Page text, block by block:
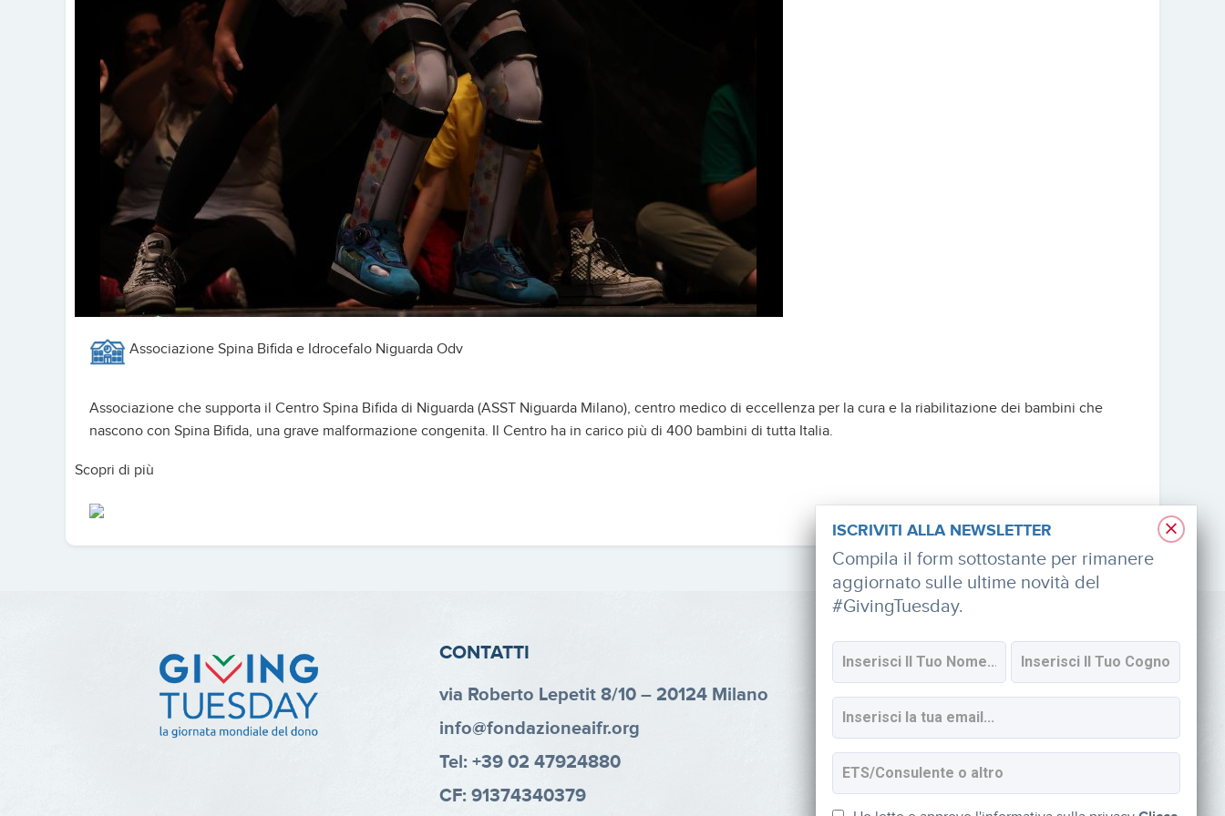
Associazione Spina Bifida e Idrocefalo Niguarda Odv
Associazione che supporta il Centro Spina Bifida di Niguarda (ASST Niguarda Milano), centro medico di eccellenza per la cura e la riabilitazione dei bambini che
nascono con Spina Bifida, una grave malformazione congenita. Il Centro ha in carico più di 400 bambini di tutta Italia.
Scopri di più
CONTATTI
via Roberto Lepetit 8/10 – 20124 Milano
info@fondazioneaifr.org
Tel: +39 02 47924880
CF: 91374340379
SOCIAL
Iscriviti alla newsletter
×
ISCRIVITI ALLA NEWSLETTER
Compila il form sottostante per rimanere
aggiornato sulle ultime novità del
#GivingTuesday.